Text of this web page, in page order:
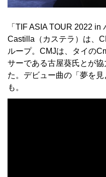
「TIF ASIA TOUR 2022 in
Castilla（カステラ）は、
ループ。CMJは、タイの
サーである古屋葵氏とが
た。デビュー曲の「夢を
も。